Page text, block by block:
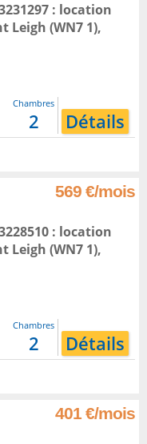
: location
Leigh (WN7 1),
Chambres
2 Détails
569 €/mois
: location
Leigh (WN7 1),
Chambres
2 Détails
401 €/mois